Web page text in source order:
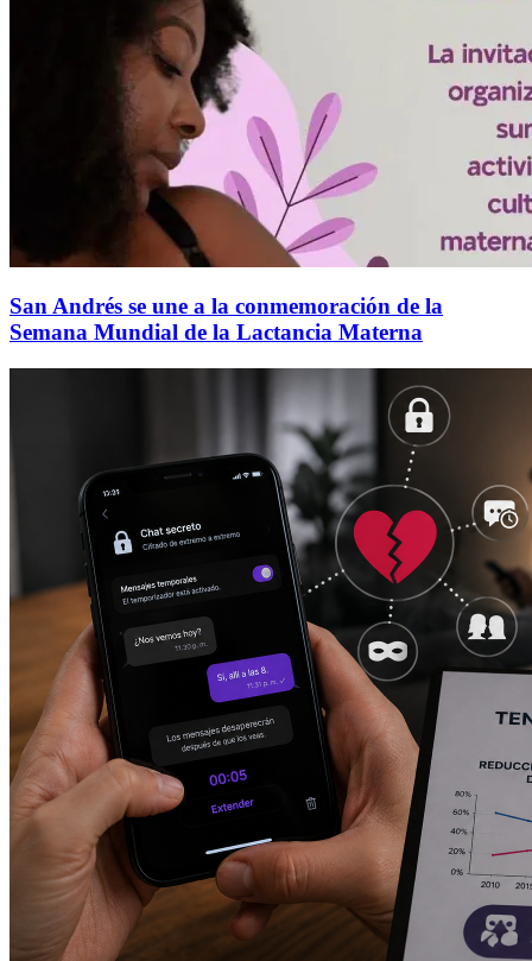
San Andrés se une a la conmemoración de la
Semana Mundial de la Lactancia Materna